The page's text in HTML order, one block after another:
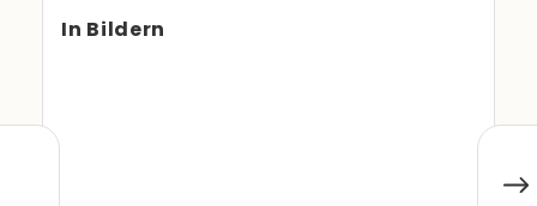
In Bildern